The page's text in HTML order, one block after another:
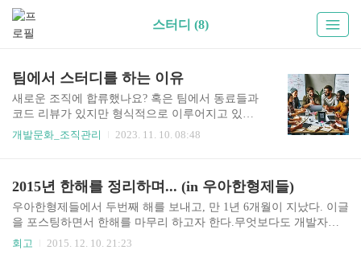
스터디 (8)
팀에서 스터디를 하는 이유
새로운 조직에 합류했나요? 혹은 팀에서 동료들과
코드 리뷰가 있지만 형식적으로 이루어지고 있나
요? 종종 만나는 지인이나 후배 개발자들의 고민을
겠지만, 재택 근무나 서로 다른 태스크나 다른 프로
젝트를 하다 보면 공통의 관심사를 가지는 게 어렵
다. 나는 그래서 새로운 팀이나 조직에 가면 항상
함께 스터디 할 스터디원을 모집했었다. 우아한형
제들에서도 스터디를 끊임없이 했었고, 카카오나
개발문화_조직관리 2023. 11. 10. 08:48
2015년 한해를 정리하며... (in 우아한형제들)
우아한형제들에서 두번째 해를 보내고, 만 1년 6개월이 지났다. 이글
을 포스팅하면서 한해를 마무리 하고자 한다.무엇보다도 개발자로
서의 경력기간 동안 배운것 보다 올 한해동안 경험하고 배운게 더 많
회고 2015. 12. 10. 21:23